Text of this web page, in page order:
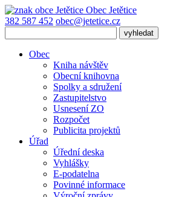
Obec Jetětice
382 587 452 obec@jetetice.cz
Obec
Kniha návštěv
Obecní knihovna
Spolky a sdružení
Zastupitelstvo
Usnesení ZO
Rozpočet
Publicita projektů
Úřad
Úřední deska
Vyhlášky
E-podatelna
Povinné informace